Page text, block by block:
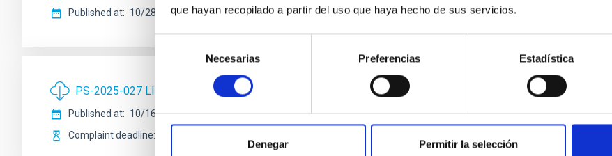
que hayan recopilado a partir del uso que haya hecho de sus servicios.
consentimiento
Necesarias Preferencias Estadística
Denegar Permitir la selección
Published at 10/28/2025
PS-2025-027 LISTA PROVISIONAL ADMISIÓN Y EXCLUSIÓN
Published at
10/16/2025
Complaint deadline